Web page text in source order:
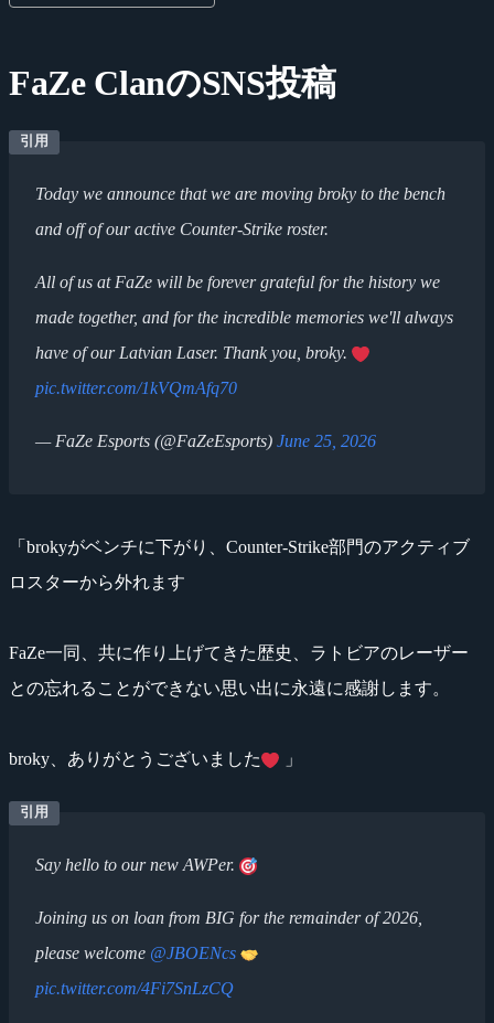
FaZe ClanのSNS投稿
Today we announce that we are moving broky to the bench
and off of our active Counter-Strike roster.
All of us at FaZe will be forever grateful for the history we
made together, and for the incredible memories we'll always
have of our Latvian Laser. Thank you, broky.
pic.twitter.com/1kVQmAfq70
— FaZe Esports (@FaZeEsports) June 25, 2026
「brokyがベンチに下がり、Counter-Strike部門のアクティブ
ロスターから外れます
FaZe一同、共に作り上げてきた歴史、ラトビアのレーザー
との忘れることができない思い出に永遠に感謝します。
broky、ありがとうございました 」
Say hello to our new AWPer.
Joining us on loan from BIG for the remainder of 2026,
please welcome @JBOENcs
pic.twitter.com/4Fi7SnLzCQ